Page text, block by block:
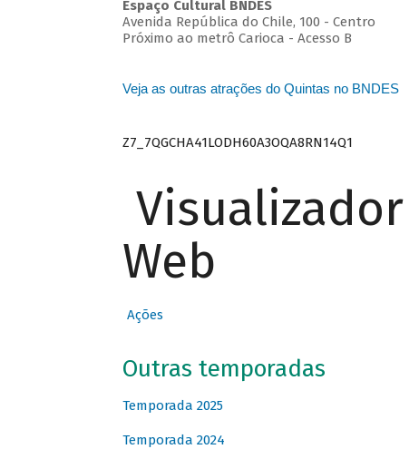
Espaço Cultural BNDES
Avenida República do Chile, 100 - Centro
Próximo ao metrô Carioca - Acesso B
Veja as outras atrações do Quintas no BNDES
Z7_7QGCHA41LODH60A3OQA8RN14Q1
Web
Ações
Outras temporadas
Temporada 2025
Temporada 2024